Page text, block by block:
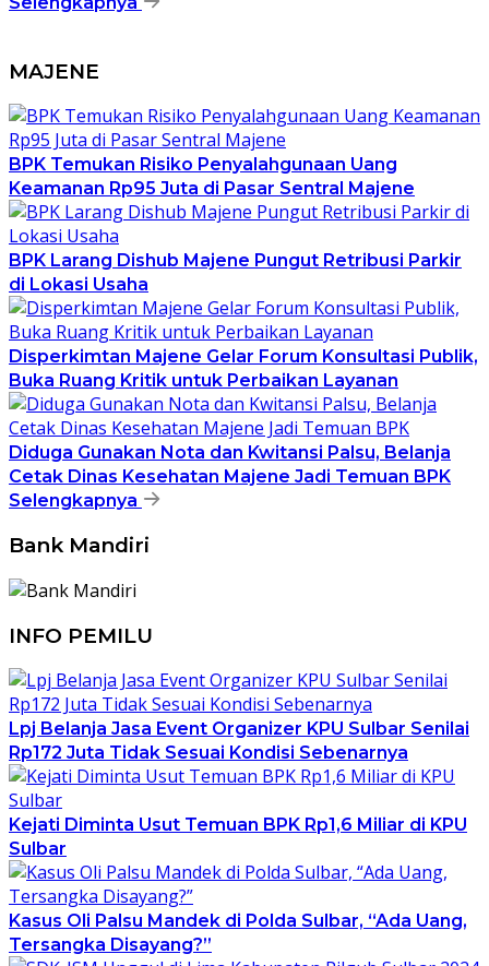
MAJENE
BPK Temukan Risiko Penyalahgunaan Uang
Keamanan Rp95 Juta di Pasar Sentral Majene
BPK Larang Dishub Majene Pungut Retribusi Parkir
di Lokasi Usaha
Disperkimtan Majene Gelar Forum Konsultasi Publik,
Buka Ruang Kritik untuk Perbaikan Layanan
Diduga Gunakan Nota dan Kwitansi Palsu, Belanja
Cetak Dinas Kesehatan Majene Jadi Temuan BPK
Selengkapnya
Bank Mandiri
INFO PEMILU
Lpj Belanja Jasa Event Organizer KPU Sulbar Senilai
Rp172 Juta Tidak Sesuai Kondisi Sebenarnya
Kejati Diminta Usut Temuan BPK Rp1,6 Miliar di KPU
Sulbar
Kasus Oli Palsu Mandek di Polda Sulbar, “Ada Uang,
Tersangka Disayang?”